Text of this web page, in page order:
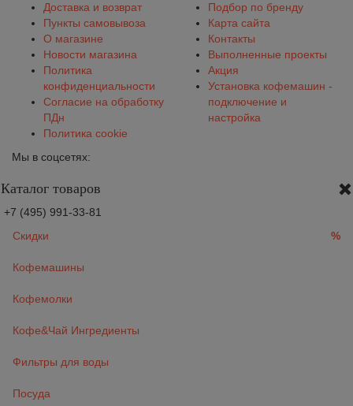
Доставка и возврат
Пункты самовывоза
О магазине
Новости магазина
Политика
конфиденциальности
Согласие на обработку
ПДн
Политика cookie
Подбор по бренду
Карта сайта
Контакты
Выполненные проекты
Акция
Установка кофемашин -
подключение и
настройка
Мы в соцсетях:
Каталог товаров
+7 (495) 991-33-81
Скидки
%
Кофемашины
Кофемолки
Кофе&Чай Ингредиенты
Фильтры для воды
Посуда